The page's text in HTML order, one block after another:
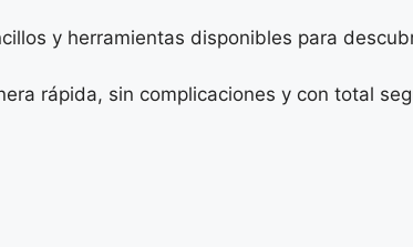
y herramientas disponibles para
rápida, sin complicaciones y con total